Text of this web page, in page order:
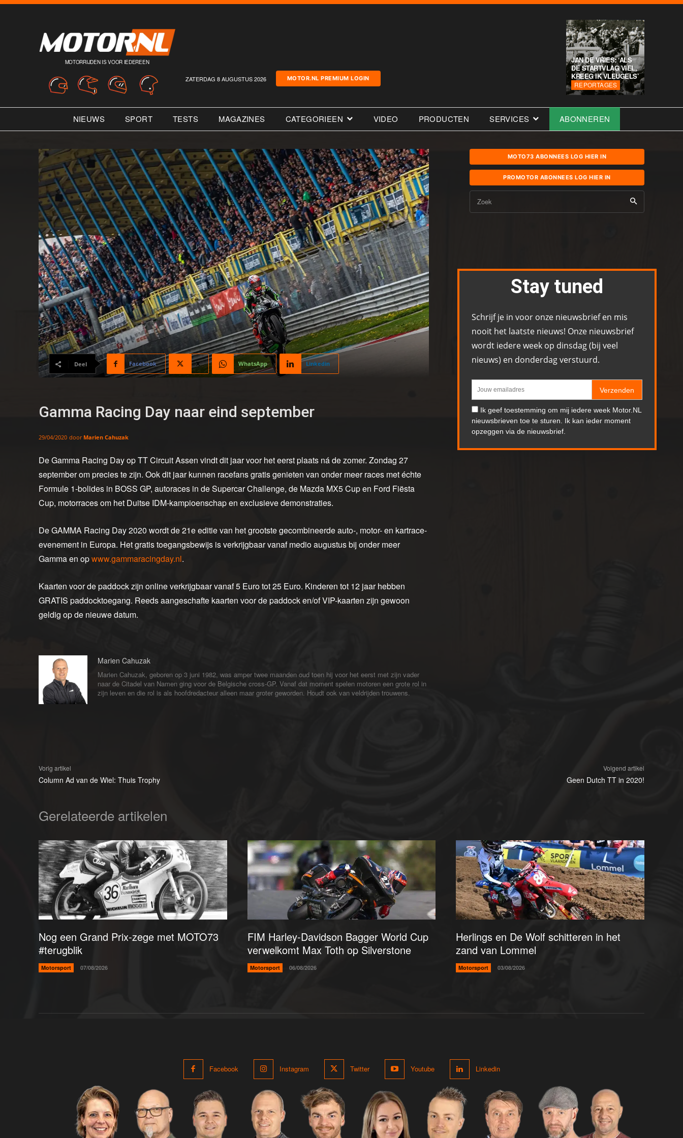
MOTORRIJDEN IS VOOR IEDEREEN
ZATERDAG 8 AUGUSTUS 2026 MOTOR.NL PREMIUM LOGIN
JAN DE VRIES: ‘ALS
DE STARTVLAG VIEL,
KREEG IK VLEUGELS’
REPORTAGES
NIEUWS SPORT TESTS MAGAZINES CATEGORIEEN VIDEO PRODUCTEN SERVICES ABONNEREN
Deel Facebook X WhatsApp Linkedin
Gamma Racing Day naar eind september
29/04/2020 door Marien Cahuzak
De Gamma Racing Day op TT Circuit Assen vindt dit jaar voor het eerst plaats ná de zomer. Zondag 27
september om precies te zijn. Ook dit jaar kunnen racefans gratis genieten van onder meer races met échte
Formule 1-bolides in BOSS GP, autoraces in de Supercar Challenge, de Mazda MX5 Cup en Ford Fiësta
Cup, motorraces om het Duitse IDM-kampioenschap en exclusieve demonstraties.
De GAMMA Racing Day 2020 wordt de 21e editie van het grootste gecombineerde auto-, motor- en kartrace-
evenement in Europa. Het gratis toegangsbewijs is verkrijgbaar vanaf medio augustus bij onder meer
Gamma en opwww.gammaracingday.nl.
Kaarten voor de paddock zijn online verkrijgbaar vanaf 5 Euro tot 25 Euro. Kinderen tot 12 jaar hebben
GRATIS paddocktoegang. Reeds aangeschafte kaarten voor de paddock en/of VIP-kaarten zijn gewoon
geldig op de nieuwe datum.
Marien Cahuzak
Marien Cahuzak, geboren op 3 juni 1982, was amper twee maanden oud toen hij voor het eerst met zijn vader
naar de Citadel van Namen ging voor de Belgische cross-GP. Vanaf dat moment spelen motoren een grote rol in
zijn leven en die rol is als hoofdredacteur alleen maar groter geworden. Houdt ook van veldrijden trouwens.
MOTO73 ABONNEES LOG HIER IN
PROMOTOR ABONNEES LOG HIER IN
Zoek
Stay tuned
Schrijf je in voor onze nieuwsbrief en mis
nooit het laatste nieuws! Onze nieuwsbrief
wordt iedere week op dinsdag (bij veel
nieuws) en donderdag verstuurd.
Verzenden
Ik geef toestemming om mij iedere week Motor.NL
nieuwsbrieven toe te sturen. Ik kan ieder moment
opzeggen via de nieuwsbrief.
Vorig artikel
Column Ad van de Wiel: Thuis Trophy
Volgend artikel
Geen Dutch TT in 2020!
Gerelateerde artikelen
Nog een Grand Prix-zege met MOTO73
#terugblik
Motorsport 07/08/2026
FIM Harley-Davidson Bagger World Cup
verwelkomt Max Toth op Silverstone
Motorsport 06/08/2026
Herlings en De Wolf schitteren in het
zand van Lommel
Motorsport 03/08/2026
Facebook Instagram Twitter Youtube Linkedin